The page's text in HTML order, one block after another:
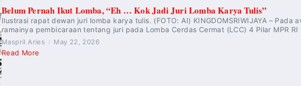
Belum Pernah Ikut Lomba, “Eh … Kok Jadi Juri Lomba Karya Tulis”
Ilustrasi rapat dewan juri lomba karya tulis. (FOTO: AI) KINGDOMSRIWIJAYA – Pada
ramainya pembicaraan tentang juri pada Lomba Cerdas Cermat (LCC) 4 Pilar MPR
Maspril Aries May 22, 2026
Read More